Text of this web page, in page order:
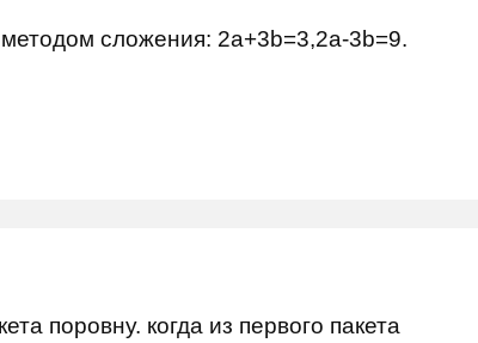
сложения: 2a+3b=3,2a-3b=9.
поровну. когда из первого пакета